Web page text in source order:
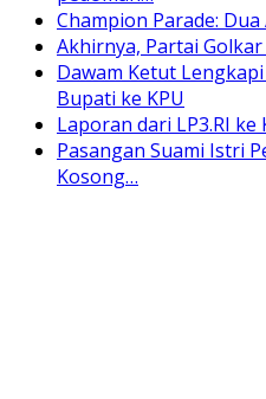
Champion Parade:
Akhirnya, Partai
Dawam Ketut
Bupati ke KPU
Laporan dari LP3.RI
Pasangan Suami Istri
Kosong…